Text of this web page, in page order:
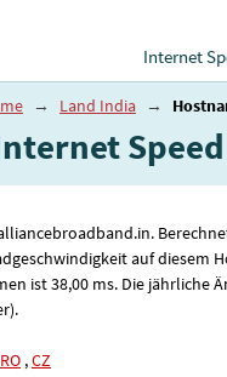
Internet
→ Land India →
auf diesem
ist 38,00 ms. Die jährliche
RO ,CZ